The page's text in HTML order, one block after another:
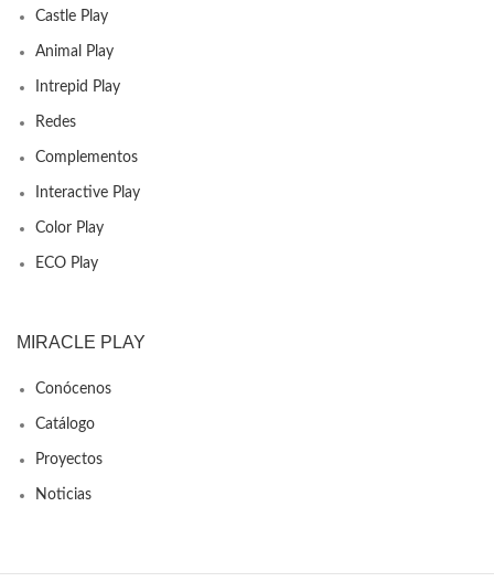
Castle Play
Animal Play
Intrepid Play
Redes
Complementos
Interactive Play
Color Play
ECO Play
MIRACLE PLAY
Conócenos
Catálogo
Proyectos
Noticias